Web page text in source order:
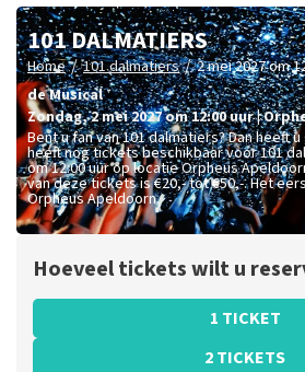
101 DALMATIERS
Home / 101 dalmatiers / 2 mei 2027 om
de Musical
zondag,2 mei 2027 om 12:00uur|
Bent u fan van 101 dalmatiers? Dan heeft
heeft nog tickets beschikbaar voor 101
om 12:00 uur op locatie Orpheus
van deze tickets is€20,- tot €50,-. Het
Orpheus Apeldoorn.
Hoeveel tickets wilt u
1 TICKET
2 TICKETS